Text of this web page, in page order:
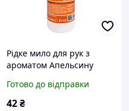
Рідке мило для рук з
ароматом Апельсину
Готово до відправки
42₴